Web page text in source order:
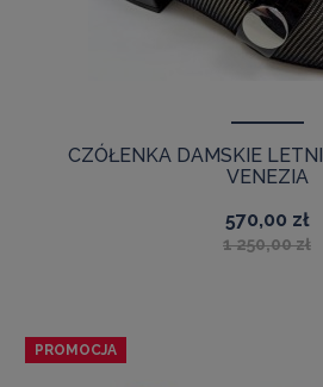
CZÓŁENKA DAMSKIE
VENEZIA
570,00 zł
1 250,00 zł
PROMOCJA